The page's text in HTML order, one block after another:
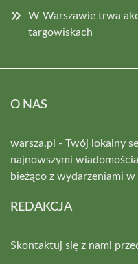
W Warszawie trwa
targowiskach
O NAS
warsza.pl - Twój lokalny
najnowszymi
bieżąco z wydarzeniami
REDAKCJA
Skontaktuj się z nami